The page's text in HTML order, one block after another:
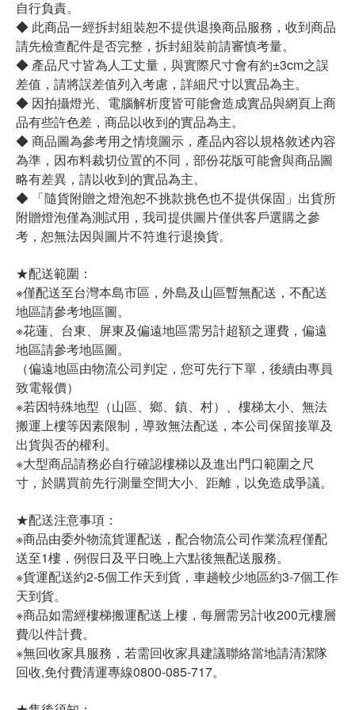
自行負責。
◆ 此商品一經拆封組裝恕不提供退換商品服務，收到商品
請先檢查配件是否完整，拆封組裝前請審慎考量。
◆ 產品尺寸皆為人工丈量，與實際尺寸會有約±3cm之誤
差值，請將誤差值列入考慮，詳細尺寸以實品為主。
◆ 因拍攝燈光、電腦解析度皆可能會造成實品與網頁上商
品有些許色差，商品以收到的實品為主。
◆ 商品圖為參考用之情境圖示，產品內容以規格敘述內容
為準，因布料裁切位置的不同，部份花版可能會與商品圖
略有差異，請以收到的實品為主。
◆ 「隨貨附贈之燈泡恕不挑款挑色也不提供保固」出貨所
附贈燈泡僅為測試用，我司提供圖片僅供客戶選購之參
考，恕無法因與圖片不符進行退換貨。
★配送範圍：
※僅配送至台灣本島市區，外島及山區暫無配送，不配送
地區請參考地區圖。
※花蓮、台東、屏東及偏遠地區需另計超額之運費，偏遠
地區請參考地區圖。
（偏遠地區由物流公司判定，您可先行下單，後續由專員
致電報價）
※若因特殊地型（山區、鄉、鎮、村）、樓梯太小、無法
搬運上樓等因素限制，導致無法配送，本公司保留接單及
出貨與否的權利。
※大型商品請務必自行確認樓梯以及進出門口範圍之尺
寸，於購買前先行測量空間大小、距離，以免造成爭議。
★配送注意事項：
※商品由委外物流貨運配送，配合物流公司作業流程僅配
送至1樓，例假日及平日晚上六點後無配送服務。
※貨運配送約2-5個工作天到貨，車趟較少地區約3-7個工作
天到貨。
※商品如需經樓梯搬運配送上樓，每層需另計收200元樓層
費/以件計費。
※無回收家具服務，若需回收家具建議聯絡當地請清潔隊
回收,免付費清運專線0800-085-717。